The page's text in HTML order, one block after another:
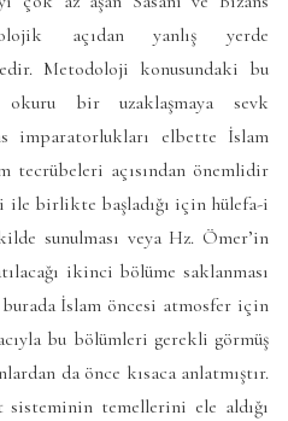
açıdan yanlış yerde
Metodoloji konusundaki bu
bir uzaklaşmaya sevk
imparatorlukları elbette İslam
tecrübeleri açısından önemlidir
birlikte başladığı için hülefa-i
sunulması veya Hz. Ömer’in
ikinci bölüme saklanması
İslam öncesi atmosfer için
bu bölümleri gerekli görmüş
da önce kısaca anlatmıştır.
temellerini ele aldığı